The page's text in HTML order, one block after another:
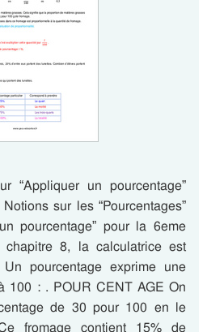
“Appliquer un pourcentage”
sur les “Pourcentages”
pourcentage” pour la 6eme
8, la calculatrice est
pourcentage exprime une
100 : . POUR CENT AGE On
de 30 pour 100 en le
fromage contient 15% de